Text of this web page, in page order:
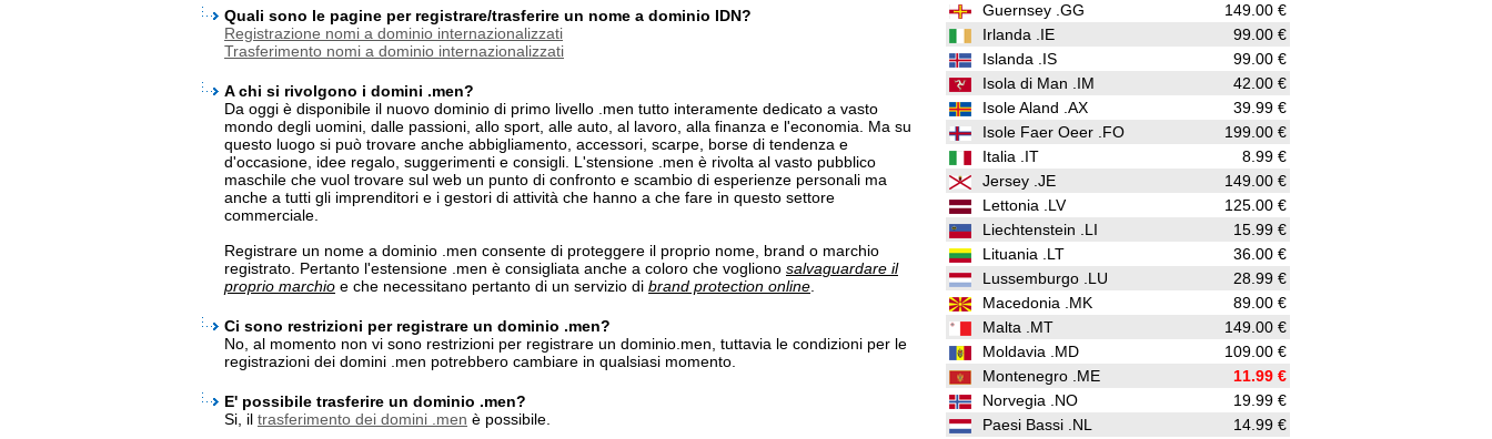
Quali sono le pagine per registrare/trasferire un nome a dominio IDN?
Registrazione nomi a dominio internazionalizzati
Trasferimento nomi a dominio internazionalizzati
A chi si rivolgono i domini .men?
Da oggi è disponibile il nuovo dominio di primo livello .men tutto interamente dedicato a vasto
mondo degli uomini, dalle passioni, allo sport, alle auto, al lavoro, alla finanza e l'economia. Ma su
questo luogo si può trovare anche abbigliamento, accessori, scarpe, borse di tendenza e
d'occasione, idee regalo, suggerimenti e consigli. L'stensione .men è rivolta al vasto pubblico
maschile che vuol trovare sul web un punto di confronto e scambio di esperienze personali ma
anche a tutti gli imprenditori e i gestori di attività che hanno a che fare in questo settore
commerciale.
Registrare un nome a dominio .men consente di proteggere il proprio nome, brand o marchio
registrato. Pertanto l'estensione .men è consigliata anche a coloro che vogliono salvaguardare il
proprio marchio e che necessitano pertanto di un servizio di brand protection online
Ci sono restrizioni per registrare un dominio .men?
No, al momento non vi sono restrizioni per registrare un dominio.men, tuttavia le condizioni per le
registrazioni dei domini .men potrebbero cambiare in qualsiasi momento.
E' possibile trasferire un dominio .men?
Si, il trasferimento dei domini .men è possibile.
Guernsey .GG
149.00 €
Irlanda .IE
99.00 €
Islanda .IS
99.00 €
Isola di Man .IM
42.00 €
Isole Aland .AX
39.99 €
Isole Faer Oeer .FO
199.00 €
Italia .IT
8.99 €
Jersey .JE
149.00 €
Lettonia .LV
125.00 €
Liechtenstein .LI
15.99 €
Lituania .LT
36.00 €
Lussemburgo .LU
28.99 €
Macedonia .MK
89.00 €
Malta .MT
149.00 €
Moldavia .MD
109.00 €
Montenegro .ME
11.99 €
Norvegia .NO
19.99 €
Paesi Bassi .NL
14.99 €